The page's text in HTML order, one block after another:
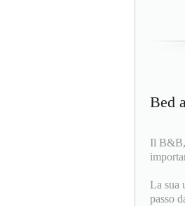
Bed
Il
La sua
passo